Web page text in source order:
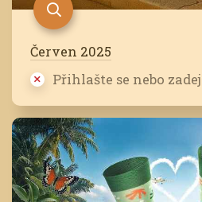
Červen 2025
Přihlašte se nebo